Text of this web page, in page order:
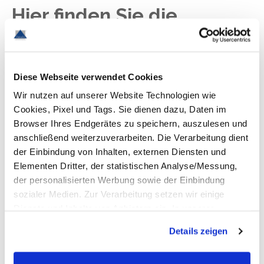
Diese Webseite verwendet Cookies
Wir nutzen auf unserer Website Technologien wie
Cookies, Pixel und Tags. Sie dienen dazu, Daten im
Browser Ihres Endgerätes zu speichern, auszulesen und
anschließend weiterzuverarbeiten. Die Verarbeitung dient
der Einbindung von Inhalten, externen Diensten und
Elementen Dritter, der statistischen Analyse/Messung,
der personalisierten Werbung sowie der Einbindung
sozialer Medien. Zur Verarbeitung setzen wir einige
Datenübermittlungen in Länder, die nicht Bestandteil des
EWR sind. Ohne Ihre Einwilligung dürfen wir nur die
Details zeigen
Hier finden Sie die
aktuellen
dem Maschinen- und
Anlagenbau
Jobs im Maschinen- und
Anlagenbau
Dank unserer exzellenten Branchen- und
Fachkraft auf dem Arbeitsmarkt realistisch
einschätzen. Entsprechend effektiv beraten